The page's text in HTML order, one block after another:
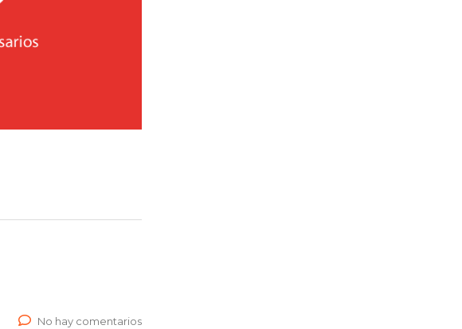
No hay comentarios